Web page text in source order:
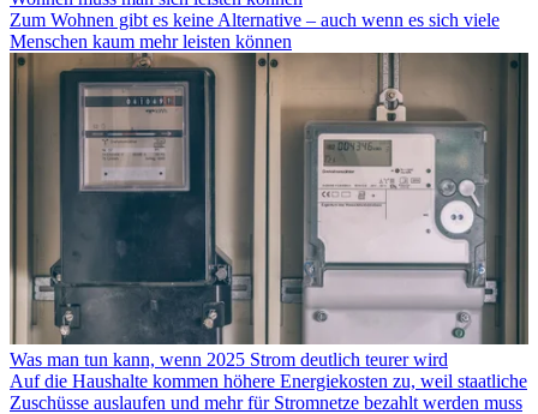
Zum Wohnen gibt es keine Alternative – auch wenn es sich viele
Menschen kaum mehr leisten können
Was man tun kann, wenn 2025 Strom deutlich teurer wird
Auf die Haushalte kommen höhere Energiekosten zu, weil staatliche
Zuschüsse auslaufen und mehr für Stromnetze bezahlt werden muss